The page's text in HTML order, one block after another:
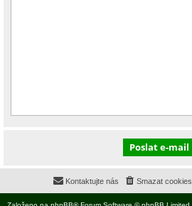
Smazat cookies
Kontaktujte nás